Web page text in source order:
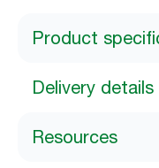
Product
Delivery details
Resources